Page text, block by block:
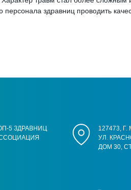
здравниц проводить
5 ЗДРАВНИЦ
127473,
УЛ.
ДОМ 30,